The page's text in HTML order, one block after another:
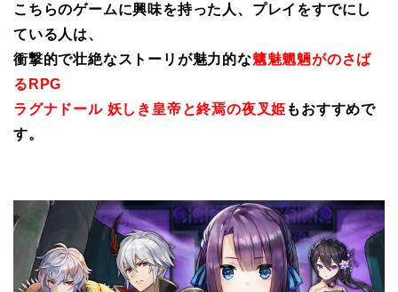
こちらのゲームに興味を持った人、プレイをすでにし
ている人は、
衝撃的で壮絶なストーリが魅力的な魑魅魍魎がのさば
るRPG
ラグナドール 妖しき皇帝と終焉の夜叉姫 もおすすめで
す。